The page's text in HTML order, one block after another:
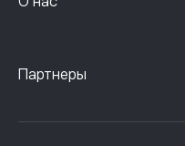
Партнеры